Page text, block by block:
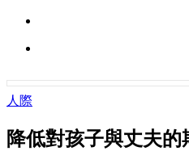
人際
降低對孩子與丈夫的